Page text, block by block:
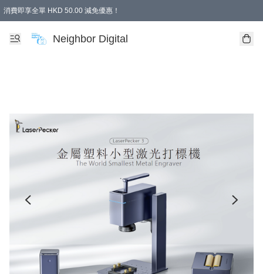
消費即享全單 HKD 50.00 減免優惠！
Neighbor Digital